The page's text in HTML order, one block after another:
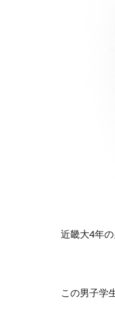
近畿大4年
この男子学